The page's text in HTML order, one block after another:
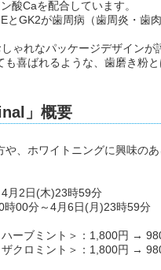
酸Caを配合しています。
とGK2が歯周病（歯周炎・歯
ゃれなパッケージデザイン
喜ばれるような、歯磨き粉と
」概要
、ホワイトニングに興味の
月2日(木)23時59分
00分～4月6日(月)23時59分
ーブミント＞：1,800円 →
クロミント＞：1,800円 →